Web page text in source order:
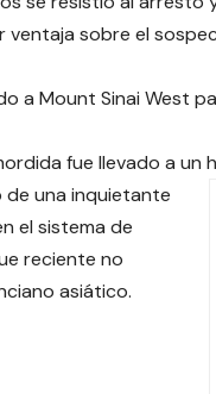
sobre el
a Mount Sinai West
fue llevado a un
de una inquietante
el sistema de
reciente no
asiático.